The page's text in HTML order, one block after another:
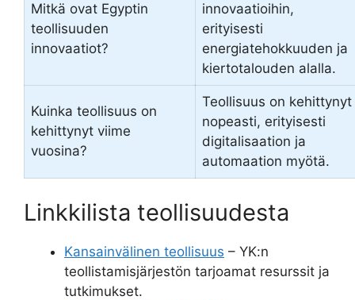
Mitkä ovat Egyptin
teollisuuden
innovaatiot?
innovaatioihin,
erityisesti
energiatehokkuuden ja
kiertotalouden alalla.
Kuinka teollisuus on
kehittynyt viime
vuosina?
Teollisuus on kehittynyt
nopeasti, erityisesti
digitalisaation ja
automaation myötä.
Linkkilista teollisuudesta
Kansainvälinen teollisuus – YK:n
teollistamisjärjestön tarjoamat resurssit ja
tutkimukset.